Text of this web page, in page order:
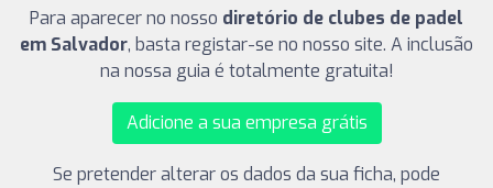
Para aparecer no nosso diretório de clubes de padel
em Salvador, basta registar-se no nosso site. A inclusão
na nossa guia é totalmente gratuita!
Adicione a sua empresa grátis
Se pretender alterar os dados da sua ficha, pode